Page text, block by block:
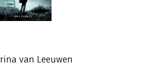
van Leeuwen